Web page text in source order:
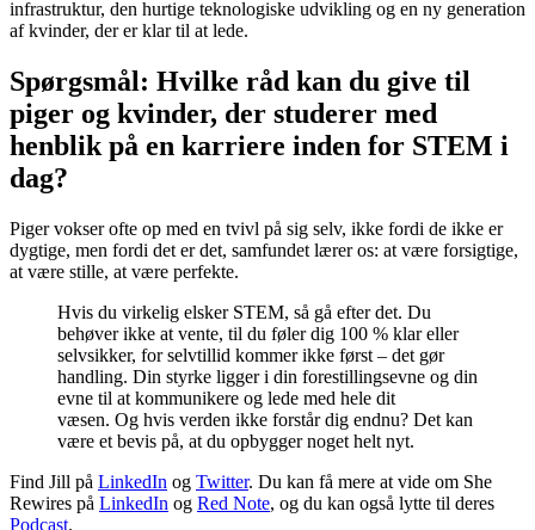
infrastruktur, den hurtige teknologiske udvikling og en ny generation
af kvinder, der er klar til at lede.
Spørgsmål: Hvilke råd kan du give til
piger og kvinder, der studerer med
henblik på en karriere inden for STEM i
dag?
Piger vokser ofte op med en tvivl på sig selv, ikke fordi de ikke er
dygtige, men fordi det er det, samfundet lærer os: at være forsigtige,
at være stille, at være perfekte.
Hvis du virkelig elsker STEM, så gå efter det. Du
behøver ikke at vente, til du føler dig 100 % klar eller
selvsikker, for selvtillid kommer ikke først – det gør
handling. Din styrke ligger i din forestillingsevne og din
evne til at kommunikere og lede med hele dit
væsen. Og hvis verden ikke forstår dig endnu? Det kan
være et bevis på, at du opbygger noget helt nyt.
Find Jill på LinkedIn og Twitter. Du kan få mere at vide om She
Rewires på LinkedIn og Red Note, og du kan også lytte til deres
Podcast.